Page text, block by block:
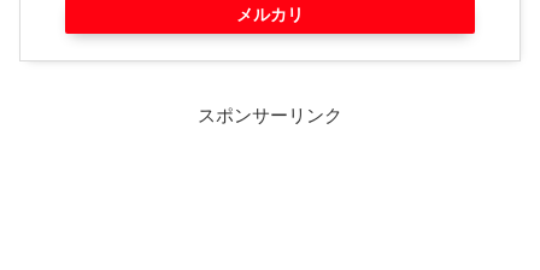
メルカリ
スポンサーリンク